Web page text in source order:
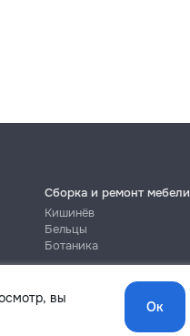
вы
Ок
Сборка и ремонт мебели
Кишинёв
Бельцы
Ботаника